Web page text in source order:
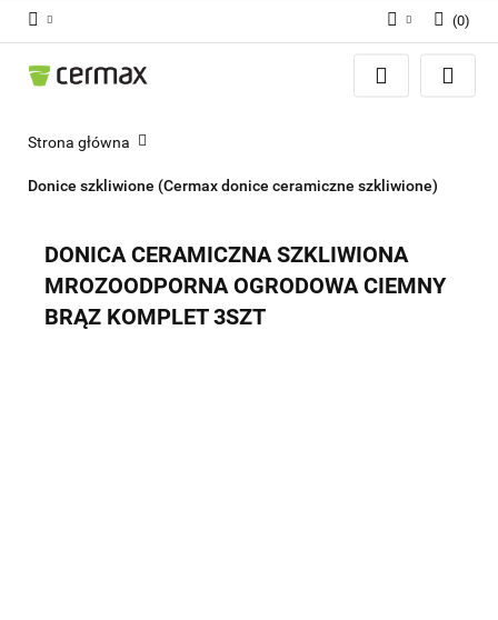
Zaloguj się
(0)
Strona główna
Donice szkliwione (Cermax donice ceramiczne szkliwione)
DONICA CERAMICZNA SZKLIWIONA
MROZOODPORNA OGRODOWA CIEMNY
BRĄZ KOMPLET 3SZT